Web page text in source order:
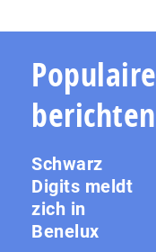
Populaire
berichten
Schwarz
Digits meldt
zich in
Benelux